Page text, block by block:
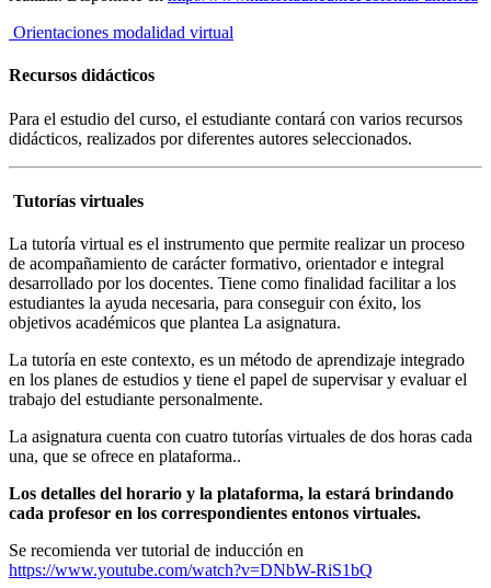
Orientaciones modalidad virtual
Recursos didácticos
Para el estudio del curso, el estudiante contará con varios recursos
didácticos, realizados por diferentes autores seleccionados.
Tutorías virtuales
La tutoría virtual es el instrumento que permite realizar un proceso
de acompañamiento de carácter formativo, orientador e integral
desarrollado por los docentes. Tiene como finalidad facilitar a los
estudiantes la ayuda necesaria, para conseguir con éxito, los
objetivos académicos que plantea La asignatura.
La tutoría en este contexto, es un método de aprendizaje integrado
en los planes de estudios y tiene el papel de supervisar y evaluar el
trabajo del estudiante personalmente.
La asignatura cuenta con cuatro tutorías virtuales de dos horas cada
una, que se ofrece en plataforma..
Los detalles del horario y la plataforma, la estará brindando
cada profesor en los correspondientes entonos virtuales.
Se recomienda ver tutorial de inducción en
https://www.youtube.com/watch?v=DNbW-RiS1bQ